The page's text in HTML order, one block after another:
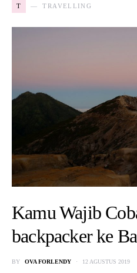
T TRAVELLING
Kamu Wajib
backpacker ke
BY OVA FORLENDY 12 AGUSTUS 2019